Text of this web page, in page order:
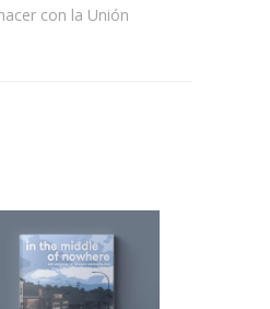
con la Unión